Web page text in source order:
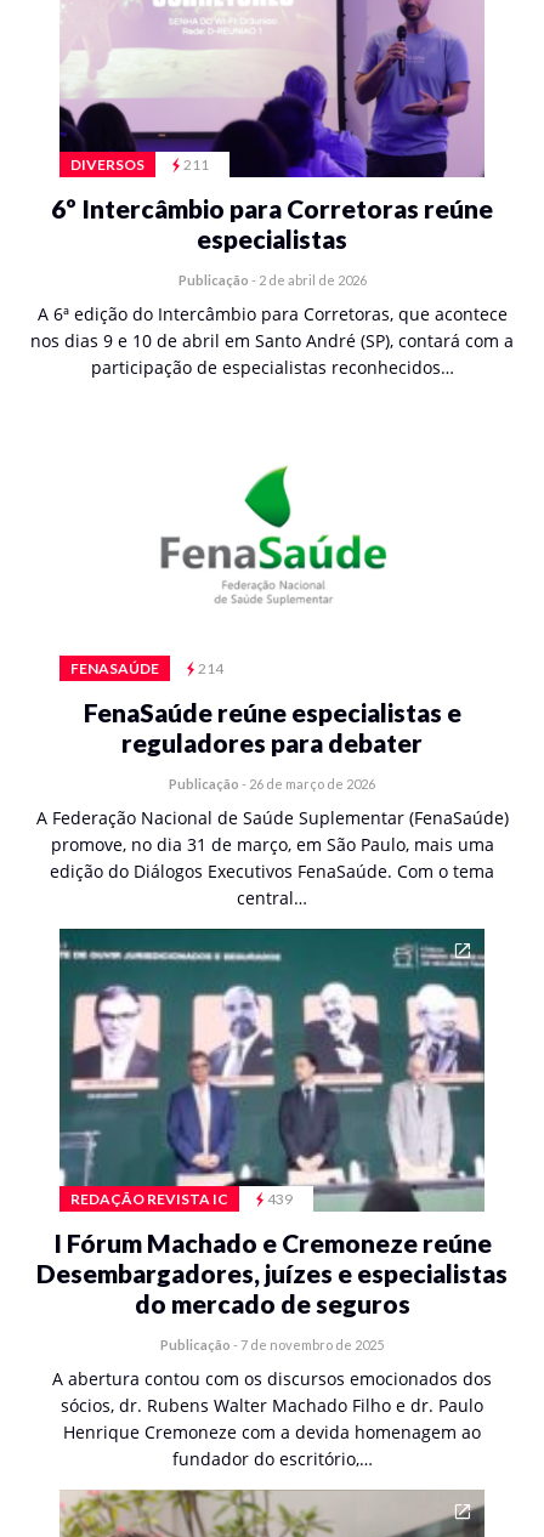
DIVERSOS 211
6º Intercâmbio para Corretoras reúne
especialistas
Publicação - 2 de abril de 2026
A 6ª edição do Intercâmbio para Corretoras, que acontece
nos dias 9 e 10 de abril em Santo André (SP), contará com a
participação de especialistas reconhecidos…
FENASAÚDE 214
FenaSaúde reúne especialistas e
reguladores para debater
Publicação - 26 de março de 2026
A Federação Nacional de Saúde Suplementar (FenaSaúde)
promove, no dia 31 de março, em São Paulo, mais uma
edição do Diálogos Executivos FenaSaúde. Com o tema
central…
REDAÇÃO REVISTA IC 439
I Fórum Machado e Cremoneze reúne
Desembargadores, juízes e especialistas
do mercado de seguros
Publicação - 7 de novembro de 2025
A abertura contou com os discursos emocionados dos
sócios, dr. Rubens Walter Machado Filho e dr. Paulo
Henrique Cremoneze com a devida homenagem ao
fundador do escritório,…